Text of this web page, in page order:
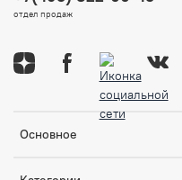
Основное
отдел продаж